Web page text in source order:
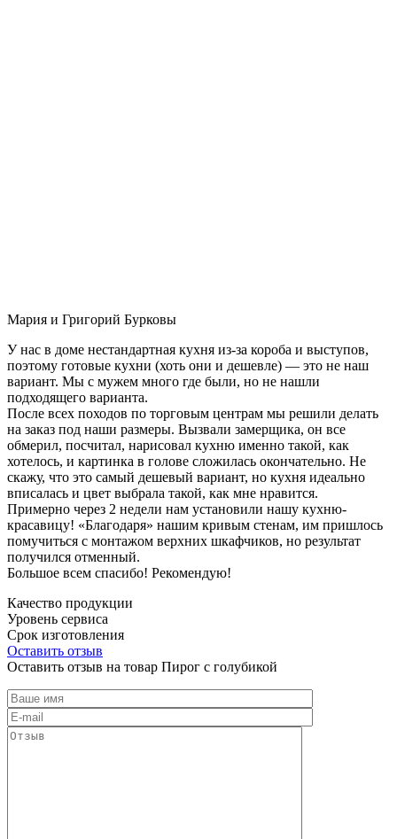
Мария и Григорий Бурковы
У нас в доме нестандартная кухня из-за короба и выступов,
поэтому готовые кухни (хоть они и дешевле) — это не наш
вариант. Мы с мужем много где были, но не нашли
подходящего варианта.
После всех походов по торговым центрам мы решили делать
на заказ под наши размеры. Вызвали замерщика, он все
обмерил, посчитал, нарисовал кухню именно такой, как
хотелось, и картинка в голове сложилась окончательно. Не
скажу, что это самый дешевый вариант, но кухня идеально
вписалась и цвет выбрала такой, как мне нравится.
Примерно через 2 недели нам установили нашу кухню-
красавицу! «Благодаря» нашим кривым стенам, им пришлось
помучиться с монтажом верхних шкафчиков, но результат
получился отменный.
Большое всем спасибо! Рекомендую!
Качество продукции
Уровень сервиса
Срок изготовления
Оставить отзыв
Оставить отзыв на товар Пирог с голубикой